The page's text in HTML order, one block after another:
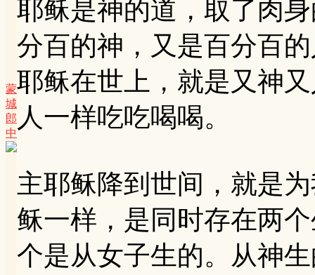
蒙
城
郎
中
耶稣是神的道，取了肉
分百的神，又是百分百
耶稣在世上，就是又神
人一样吃吃喝喝。
主耶稣降到世间，就是
稣一样，是同时存在两
个是从女子生的。从神